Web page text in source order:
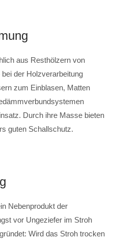
aus Resthölzern von
der Holzverarbeitung
zum Einblasen, Matten
Durch ihre Masse bieten
guten Schallschutz.
Nebenprodukt der
vor Ungeziefer im Stroh
Wird das Stroh trocken